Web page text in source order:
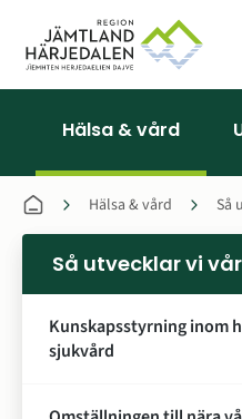
Hälsa & vård
Hälsa & vård Så
Så utvecklar vi
Kunskapsstyrning inom
sjukvård